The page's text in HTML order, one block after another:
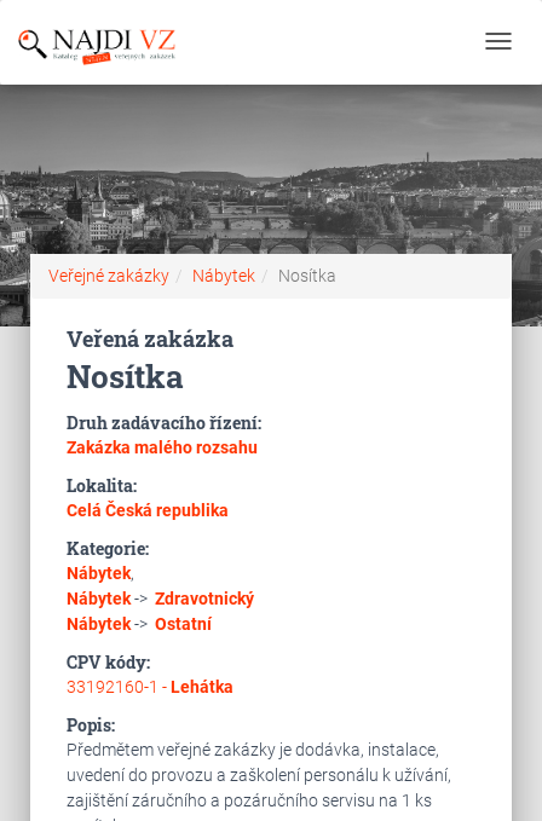
Veřejné zakázky Nábytek Nosítka
Veřená zakázka
Nosítka
Druh zadávacího řízení:
Zakázka malého rozsahu
Lokalita:
Celá Česká republika
Kategorie:
Nábytek,
Nábytek-> Zdravotnický
Nábytek-> Ostatní
CPV kódy:
33192160-1 -Lehátka
Popis:
Předmětem veřejné zakázky je dodávka, instalace,
uvedení do provozu a zaškolení personálu k užívání,
zajištění záručního a pozáručního servisu na 1 ks